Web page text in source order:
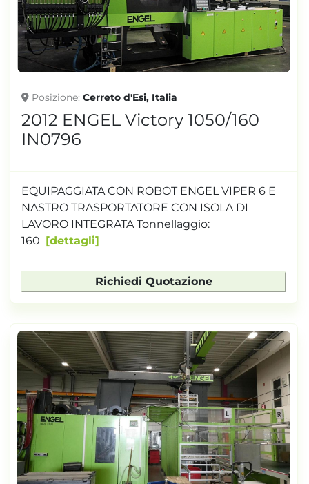
Posizione Cerreto d'Esi, Italia
2012 ENGEL Victory 1050/160
IN0796
EQUIPAGGIATA CON ROBOT ENGEL VIPER 6 E
NASTRO TRASPORTATORE CON ISOLA DI
LAVORO INTEGRATA Tonnellaggio:
160
dettagli
Richiedi Quotazione